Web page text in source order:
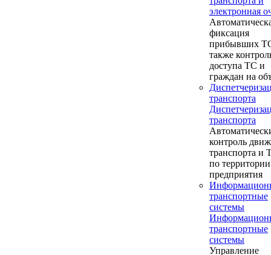
электронная
фиксация
прибывших
также
доступа ТС и
граждан на
транспорта
транспорта
контроль
транспорта
по территории
предприятия
транспортные
системы
транспортные
системы
Управление